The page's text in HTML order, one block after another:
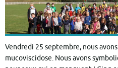
Vendredi 25 septembre, nous
mucoviscidose. Nous avons